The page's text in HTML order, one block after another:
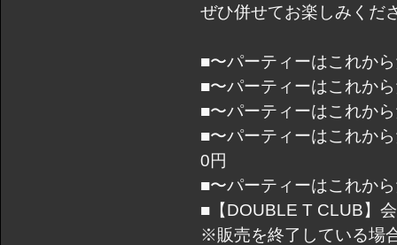
ぜひ併せてお楽しみくだ
■〜パーティーはこれか
■〜パーティーはこれ
■〜パーティーはこれか
■〜パーティーはこれか
0円
■〜パーティーはこれか
■【DOUBLE T CLUB】
※販売を終了している場